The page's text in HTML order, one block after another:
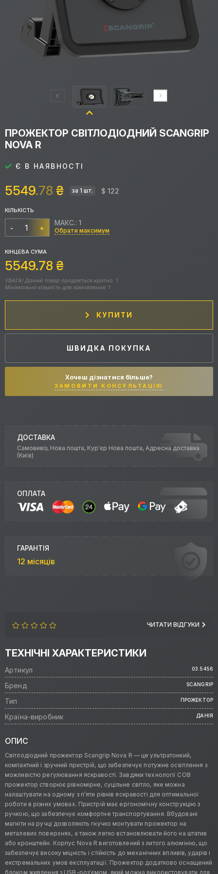
ЧИТАТИ ВІДГУКИ
ТЕХНІЧНІ ХАРАКТЕРИСТИКИ
Артикул 03.5456
Бренд SCANGRIP
Тип ПРОЖЕКТОР
Країна-виробник ДАНІЯ
ПРОЖЕКТОР СВІТЛОДІОДНИЙ SCANGRIP
NOVA R
Є В НАЯВНОСТІ
5549.78 ₴ за 1 шт. $ 122
КІЛЬКІСТЬ
- +
МАКС.: 1
Обрати максимум
КІНЦЕВА СУМА
5549.78 ₴
УВАГА! Даний товар продається кратно: 1
Мінімальна кількість для замовлення: 1
КУПИТИ
ШВИДКА ПОКУПКА
Хочеш дізнатися більше?
ЗАМОВИТИ КОНСУЛЬТАЦІЮ
ДОСТАВКА
Самовивіз, Нова пошта, Кур'єр Нова пошта, Адресна доставка
(Київ)
ОПЛАТА
ГАРАНТІЯ
12 місяців
ОПИС
Світлодіодний прожектор Scangrip Nova R — це ультратонкий,
компактний і зручний пристрій, що забезпечує потужне освітлення з
можливістю регулювання яскравості. Завдяки технології COB
прожектор створює рівномірне, суцільне світло, яке можна
налаштувати на одному з п’яти рівнів яскравості для оптимальної
роботи в різних умовах. Пристрій має ергономічну конструкцію з
ручкою, що забезпечує комфортне транспортування. Вбудовані
магніти на ручці дозволяють гнучко монтувати прожектор на
металевих поверхнях, а також легко встановлювати його на штатив
або кронштейн. Корпус Nova R виготовлений з литого алюмінію, що
забезпечує високу міцність і стійкість до механічних впливів, ударів і
екстремальних умов експлуатації. Прожектор додатково оснащений
блоком живлення з USB-роз'ємом, який можна використовувати для